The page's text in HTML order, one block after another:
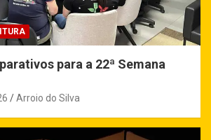
para a 22ª Semana
Arroio do Silva